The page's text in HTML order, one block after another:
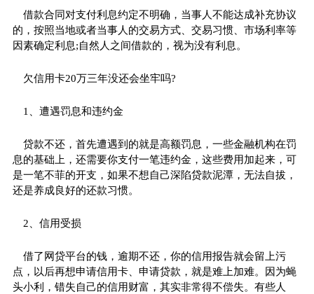
借款合同对支付利息约定不明确，当事人不能达成补充协议
的，按照当地或者当事人的交易方式、交易习惯、市场利率等
因素确定利息;自然人之间借款的，视为没有利息。
欠信用卡20万三年没还会坐牢吗?
1、遭遇罚息和违约金
贷款不还，首先遭遇到的就是高额罚息，一些金融机构在罚
息的基础上，还需要你支付一笔违约金，这些费用加起来，可
是一笔不菲的开支，如果不想自己深陷贷款泥潭，无法自拔，
还是养成良好的还款习惯。
2、信用受损
借了网贷平台的钱，逾期不还，你的信用报告就会留上污
点，以后再想申请信用卡、申请贷款，就是难上加难。因为蝇
头小利，错失自己的信用财富，其实非常得不偿失。有些人